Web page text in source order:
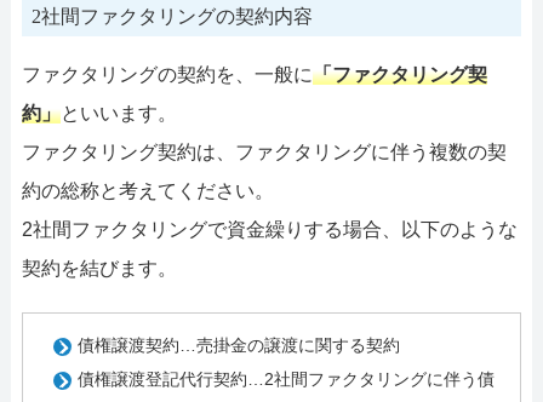
2社間ファクタリングの契約内容
ファクタリングの契約を、一般に「ファクタリング契
約」といいます。
ファクタリング契約は、ファクタリングに伴う複数の契
約の総称と考えてください。
2社間ファクタリングで資金繰りする場合、以下のような
契約を結びます。
債権譲渡契約…売掛金の譲渡に関する契約
債権譲渡登記代行契約…2社間ファクタリングに伴う債